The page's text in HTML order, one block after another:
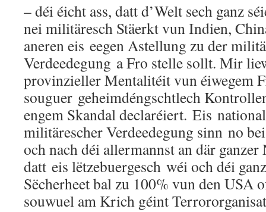
– déi éicht ass, datt d’Welt sech ganz
nei militäresch Stäerkt vun Indien,
aneren eis eegen Astellung zu der
Verdeedegung a Fro stelle sollt. Mir
provinzieller Mentalitéit vun éiwegem
souguer geheimdéngschtlech
engem Skandal declaréiert. Eis
militärescher Verdeedegung sinn no
och nach déi allermannst an där ganzer
datt eis lëtzebuergesch wéi och déi
Sëcherheet bal zu 100% vun den USA
souwuel am Krich géint